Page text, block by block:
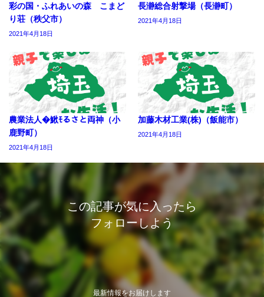
彩の国・ふれあいの森 こまど
り荘（秩父市）
2021年4月18日
長瀞総合射撃場（長瀞町）
2021年4月18日
農業法人�鰍ﾓるさと両神（小
鹿野町）
2021年4月18日
加藤木材工業(株)（飯能市）
2021年4月18日
この記事が気に入ったら
フォローしよう
最新情報をお届けします